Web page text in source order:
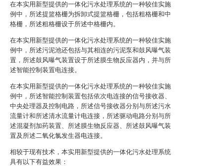
在本实用新型提供的一体化污水处理系统的一种较佳实施
例中，所述提篮格栅为拆卸式提篮格栅，包括粗格栅和中
格栅，所述粗格栅设于所述中格栅内。
在本实用新型提供的一体化污水处理系统的一种较佳实施
例中，所述污泥池还包括与其相连的污泥泵和鼓风曝气装
置，所述鼓风曝气装置设于所述膜生物反应器内，并与所
述智能控制装置电连接。
在本实用新型提供的一体化污水处理系统的一种较佳实施
例中，所述智能控制装置包括依次电连接的信号接收器、
中央处理器及控制电路，所述信号接收器分别与所述污水
流量计和所述清水流量计电连接，所述驱动电路分别与所
述混凝剂加药装置、所述膜生物反应器、所述鼓风曝气装
置及所述二氧化氯发生器电连接。
相较于现有技术，本实用新型提供的一体化污水处理系统
具有以下有益效果：